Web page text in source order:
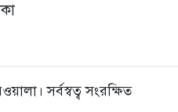
সর্বস্বত্ব সংরক্ষিত